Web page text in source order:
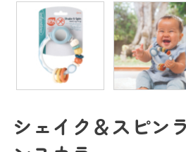
シェイク＆スピン